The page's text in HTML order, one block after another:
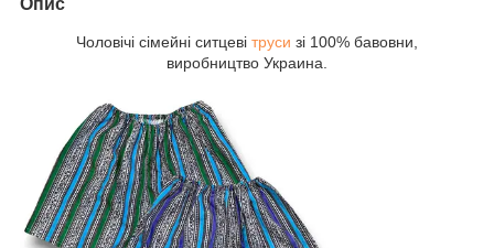
Чоловічі сімейні ситцеві труси зі 100% бавовни,
виробництво Украина.